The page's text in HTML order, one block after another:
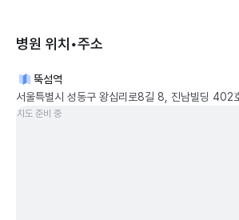
병원 위치•주소
뚝섬역
서울특별시 성동구 왕십리로8길 8, 진남빌딩 402
지도 준비 중